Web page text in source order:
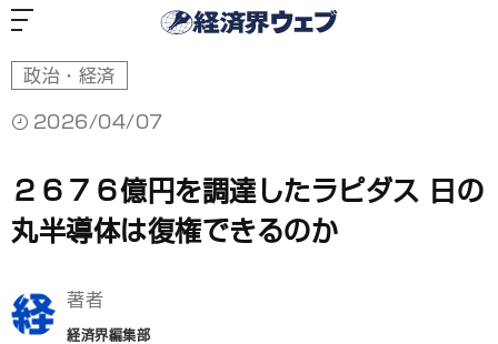
政治・経済
2026/04/07
２６７６億円を調達したラピダス 日の
丸半導体は復権できるのか
著者
経済界編集部